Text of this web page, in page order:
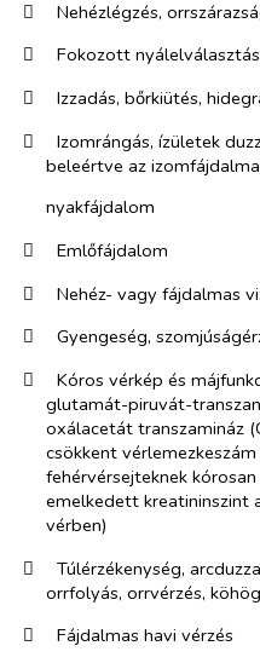
​
Nehézlégzés,
​
Fokozott
​
Izzadás, bőrkiütés,
​
Izomrángás, ízületek
beleértve az
nyakfájdalom
​
Emlőfájdalom
​
Nehéz- vagy fájdalmas
​
Gyengeség,
​
Kóros vérkép és
glutamát-piruvát-
oxálacetát transzamináz
csökkent
fehérvérsejteknek
emelkedett kreatininszint
vérben)
​
Túlérzékenység,
orrfolyás, orrvérzés,
​
Fájdalmas havi vérzés